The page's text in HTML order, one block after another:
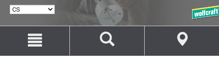
Obsah
Navigaci